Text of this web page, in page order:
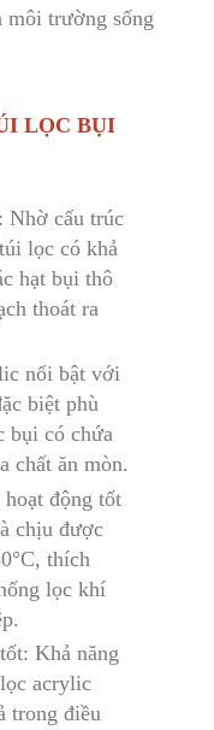
môi trường sống
LỌC BỤI
Nhờ cấu trúc
túi lọc có khả
hạt bụi thô
thoát ra
nổi bật với
biệt phù
bụi có chứa
chất ăn mòn.
động tốt
chịu được
thích
lọc khí
Khả năng
acrylic
trong điều